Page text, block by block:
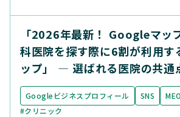
「2026年最新！ Googleマッ
科医院を探す際に6割が利用
ップ」 ― 選ばれる医院の共通
Googleビジネスプロフィール SNS MEO
#クリニック